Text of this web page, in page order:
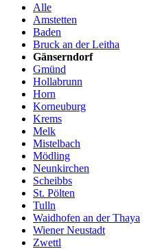
Alle
Amstetten
Baden
Bruck an der Leitha
Gänserndorf
Gmünd
Hollabrunn
Horn
Korneuburg
Krems
Melk
Mistelbach
Mödling
Neunkirchen
Scheibbs
St. Pölten
Tulln
Waidhofen an der Thaya
Wiener Neustadt
Zwettl